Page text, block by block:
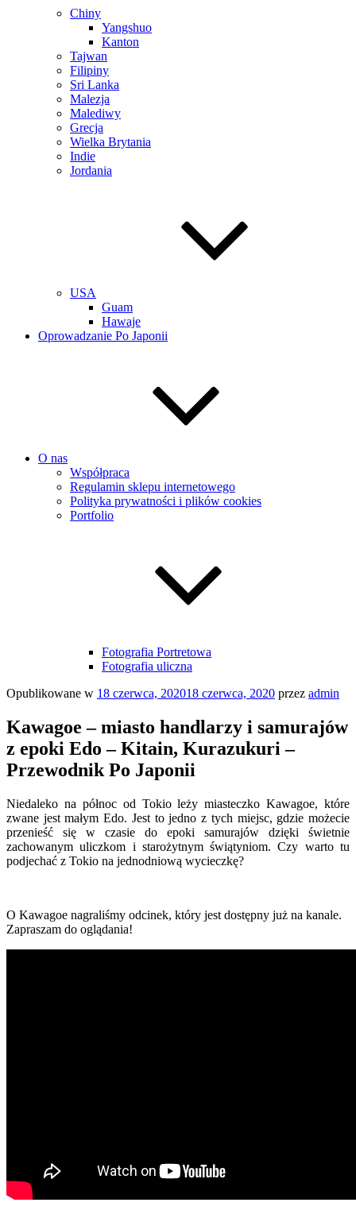
Chiny
Yangshuo
Kanton
Tajwan
Filipiny
Sri Lanka
Malezja
Malediwy
Grecja
Wielka Brytania
Indie
Jordania
USA
Guam
Hawaje
Oprowadzanie Po Japonii
O nas
Współpraca
Regulamin sklepu internetowego
Polityka prywatności i plików cookies
Portfolio
Fotografia Portretowa
Fotografia uliczna
Opublikowane w 18 czerwca, 202018 czerwca, 2020 przez admin
Kawagoe – miasto handlarzy i samurajów
z epoki Edo – Kitain, Kurazukuri –
Przewodnik Po Japonii
Niedaleko na północ od Tokio leży miasteczko Kawagoe, które
zwane jest małym Edo. Jest to jedno z tych miejsc, gdzie możecie
przenieść się w czasie do epoki samurajów dzięki świetnie
zachowanym uliczkom i starożytnym świątyniom. Czy warto tu
podjechać z Tokio na jednodniową wycieczkę?
O Kawagoe nagraliśmy odcinek, który jest dostępny już na kanale.
Zapraszam do oglądania!